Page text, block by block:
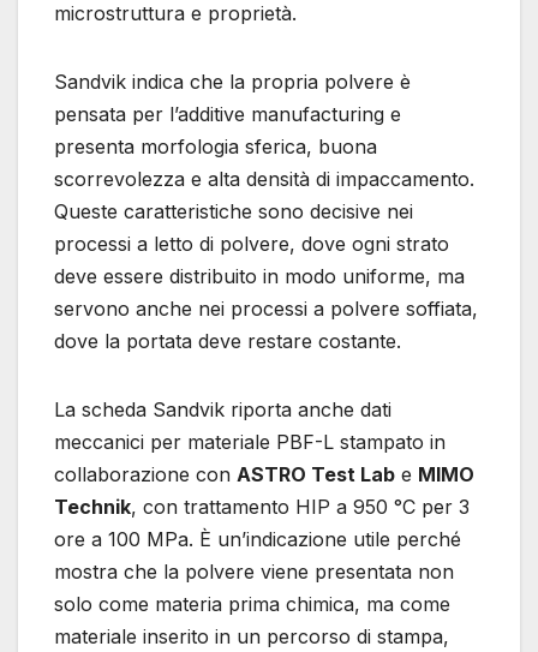
microstruttura e proprietà.
Sandvik indica che la propria polvere è
pensata per l’additive manufacturing e
presenta morfologia sferica, buona
scorrevolezza e alta densità di impaccamento.
Queste caratteristiche sono decisive nei
processi a letto di polvere, dove ogni strato
deve essere distribuito in modo uniforme, ma
servono anche nei processi a polvere soffiata,
dove la portata deve restare costante.
La scheda Sandvik riporta anche dati
meccanici per materiale PBF-L stampato in
collaborazione con ASTRO Test Lab e MIMO
Technik, con trattamento HIP a 950 °C per 3
ore a 100 MPa. È un’indicazione utile perché
mostra che la polvere viene presentata non
solo come materia prima chimica, ma come
materiale inserito in un percorso di stampa,